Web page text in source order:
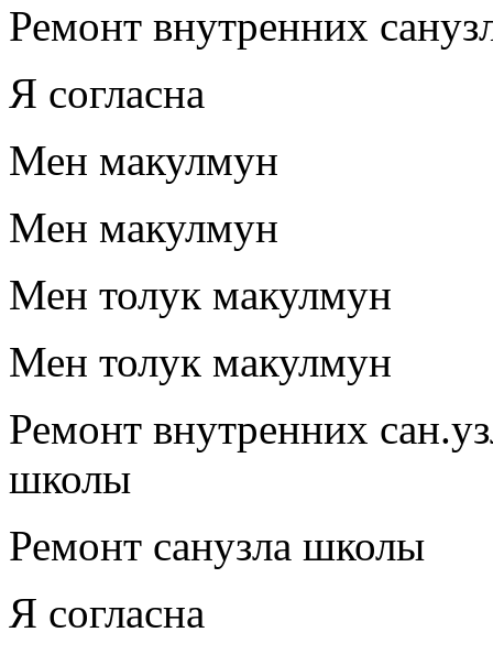
Ремонт внутренних
Я согласна
Мен макулмун
Мен макулмун
Мен толук макулмун
Мен толук макулмун
Ремонт внутренних
школы
Ремонт санузла школы
Я согласна